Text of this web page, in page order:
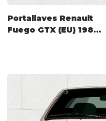
Portallaves Renault
Fuego GTX (EU) 1980